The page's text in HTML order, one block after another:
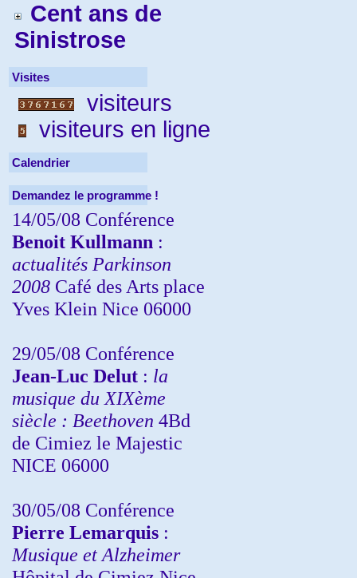
Cent ans de
Sinistrose
Visites
visiteurs
visiteurs en ligne
Calendrier
Demandez le programme !
14/05/08 Conférence
Benoit Kullmann :
actualités Parkinson
2008 Café des Arts place
Yves Klein Nice 06000
29/05/08 Conférence
Jean-Luc Delut : la
musique du XIXème
siècle : Beethoven 4Bd
de Cimiez le Majestic
NICE 06000
30/05/08 Conférence
Pierre Lemarquis :
Musique et Alzheimer